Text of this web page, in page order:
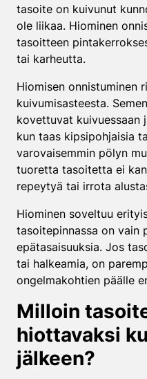
tasoite on kuivunut
ole liikaa. Hiominen
tasoitteen
tai karheutta.
Hiomisen onnistuminen
kuivumisasteesta.
kovettuvat kuivuessaan
kun taas kipsipohjaisia
varovaisemmin pölyn
tuoretta tasoitetta ei
repeytyä tai irrota
Hiominen soveltuu
tasoitepinnassa on vain
epätasaisuuksia. Jos
tai halkeamia, on
ongelmakohtien päälle
Milloin
hiottavaksi
jälkeen?